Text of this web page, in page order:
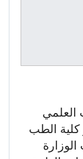
العلمي
كلية الطب